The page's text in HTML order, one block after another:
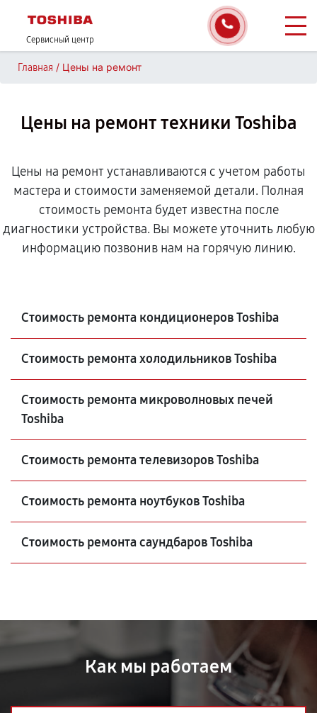
Сервисный центр
Главная / Цены на ремонт
Цены на ремонт техники Toshiba
Цены на ремонт устанавливаются с учетом работы
мастера и стоимости заменяемой детали. Полная
стоимость ремонта будет известна после
диагностики устройства. Вы можете уточнить любую
информацию позвонив нам на горячую линию.
Стоимость ремонта кондиционеров Toshiba
Стоимость ремонта холодильников Toshiba
Стоимость ремонта микроволновых печей
Toshiba
Стоимость ремонта телевизоров Toshiba
Стоимость ремонта ноутбуков Toshiba
Стоимость ремонта саундбаров Toshiba
Как мы работаем